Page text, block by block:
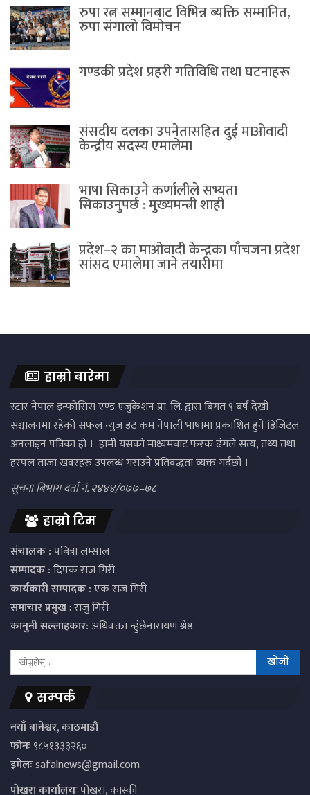
रुपा रत्न सम्मानबाट विभिन्न ब्यक्ति सम्मानित,
रुपा संगालो विमोचन
गण्डकी प्रदेश प्रहरी गतिविधि तथा घटनाहरू
संसदीय दलका उपनेतासहित दुई माओवादी
केन्द्रीय सदस्य एमालेमा
भाषा सिकाउने कर्णालीले सभ्यता
सिकाउनुपर्छ : मुख्यमन्त्री शाही
प्रदेश–२ का माओवादी केन्द्रका पाँचजना प्रदेश
सांसद एमालेमा जाने तयारीमा
हाम्रो बारेमा
स्टार नेपाल इन्फोसिस एण्ड एजुकेशन प्रा. लि. द्वारा बिगत ९ बर्ष देखी
संञ्चालनमा रहेको सफल न्युज डट कम नेपाली भाषामा प्रकाशित हुने डिजिटल
अनलाइन पत्रिका हो । हामी यसको माध्यमबाट फरक ढंगले सत्य, तथ्य तथा
हरपल ताजा खवरहरु उपलब्ध गराउने प्रतिवद्धता व्यक्त गर्दछौं ।
सुचना बिभाग दर्ता नं. २४४४/०७७–७८
हाम्रो टिम
संचालक :पबित्रा लम्साल
सम्पादक :दिपक राज गिरी
कार्यकारी सम्पादक :एक राज गिरी
समाचार प्रमुख: राजु गिरी
कानुनी सल्लाहकार:अधिवक्ता न्हुंछेनारायण श्रेष्ठ
सम्पर्क
नयाँ बानेश्वर, काठमाडौं
फोनः९८५१३३३२६०
इमेलःsafalnews@gmail.com
पाेखरा कार्यालयःपोखरा, कास्की